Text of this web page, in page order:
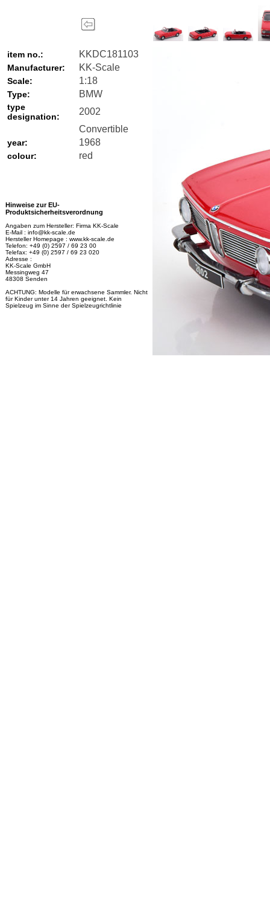
item no.: KKDC181103
Manufacturer: KK-Scale
Scale: 1:18
Type: BMW
type
designation:
2002
Convertible
year: 1968
colour: red
Hinweise zur EU-
Produktsicherheitsverordnung
Angaben zum Hersteller: Firma KK-Scale
E-Mail : info@kk-scale.de
Hersteller Homepage : www.kk-scale.de
Telefon: +49 (0) 2597 / 69 23 00
Telefax: +49 (0) 2597 / 69 23 020
Adresse :
KK-Scale GmbH
Messingweg 47
48308 Senden
ACHTUNG: Modelle für erwachsene Sammler. Nicht
für Kinder unter 14 Jahren geeignet. Kein
Spielzeug im Sinne der Spielzeugrichtlinie